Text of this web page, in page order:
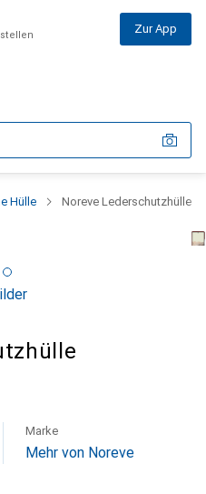
Zur App
Hülle Noreve Lederschutzhülle
Marke
Mehr von Noreve